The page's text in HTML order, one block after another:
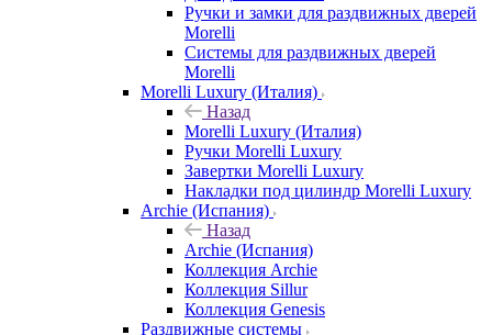
Ручки и замки для раздвижных дверей
Morelli
Системы для раздвижных дверей
Morelli
Morelli Luxury (Италия)
Назад
Morelli Luxury (Италия)
Ручки Morelli Luxury
Завертки Morelli Luxury
Накладки под цилиндр Morelli Luxury
Archie (Испания)
Назад
Archie (Испания)
Коллекция Archie
Коллекция Sillur
Коллекция Genesis
Раздвижные системы